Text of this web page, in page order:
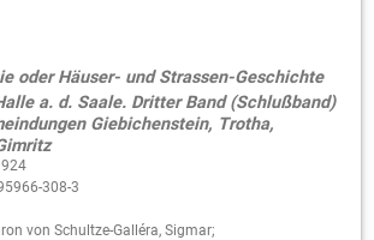
oder Häuser- und Strassen-Geschichte
a. d. Saale. Dritter Band (Schlußband)
Giebichenstein, Trotha,
308-3
von Schultze-Galléra, Sigmar;